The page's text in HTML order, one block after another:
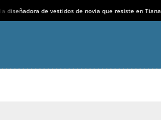
la diseñadora de vestidos de novia que resiste en Tiana